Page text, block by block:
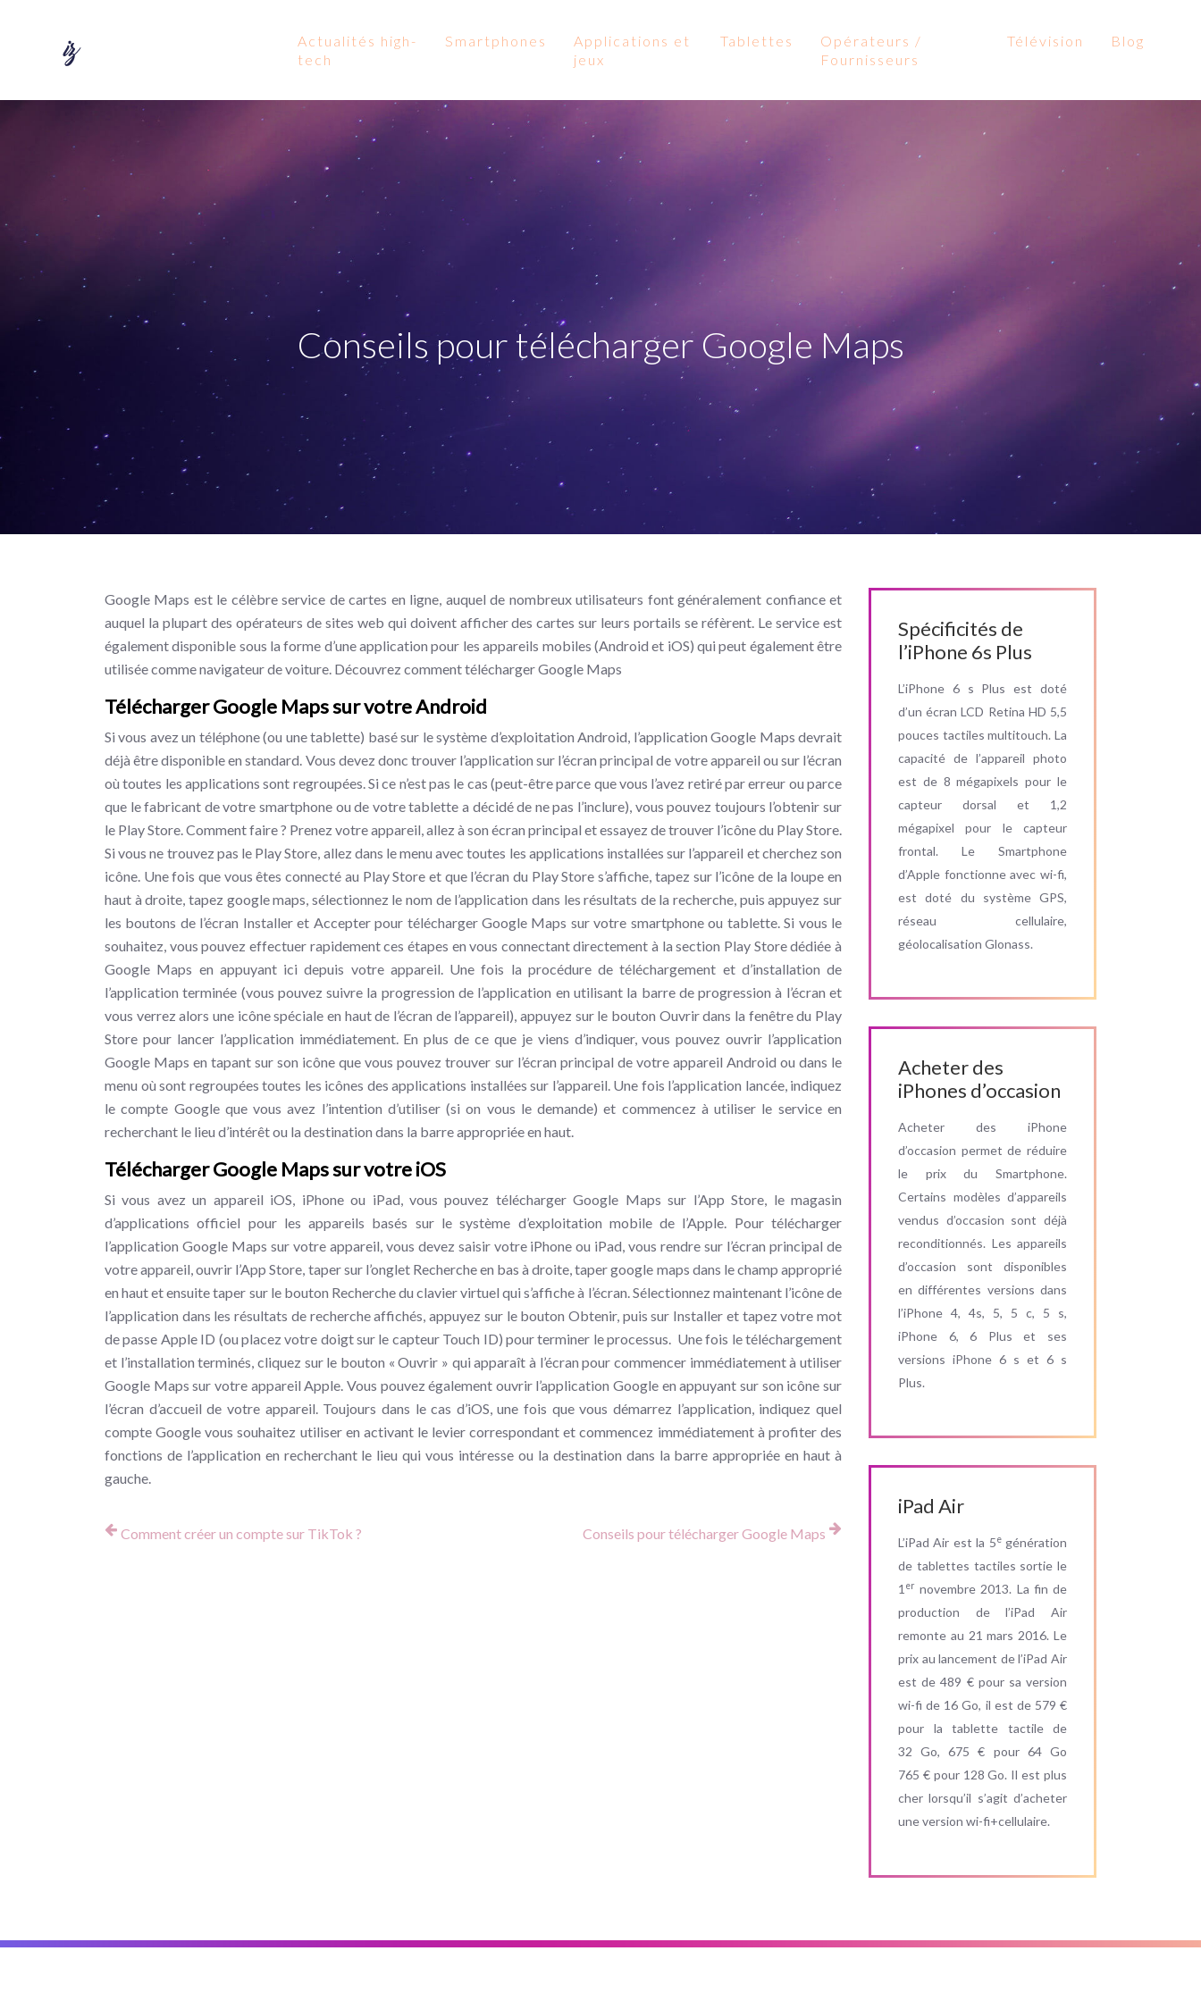
Actualités high-
tech
Smartphones
Applications et
jeux
Tablettes
Opérateurs /
Fournisseurs
Télévision Blog
Conseils pour télécharger Google Maps
Google Maps est le célèbre service de cartes en ligne, auquel de nombreux utilisateurs font généralement confiance et
auquel la plupart des opérateurs de sites web qui doivent afficher des cartes sur leurs portails se réfèrent. Le service est
également disponible sous la forme d’une application pour les appareils mobiles (Android et iOS) qui peut également être
utilisée comme navigateur de voiture. Découvrez comment télécharger Google Maps
Télécharger Google Maps sur votre Android
Si vous avez un téléphone (ou une tablette) basé sur le système d’exploitation Android, l’application Google Maps devrait
déjà être disponible en standard. Vous devez donc trouver l’application sur l’écran principal de votre appareil ou sur l’écran
où toutes les applications sont regroupées. Si ce n’est pas le cas (peut-être parce que vous l’avez retiré par erreur ou parce
que le fabricant de votre smartphone ou de votre tablette a décidé de ne pas l’inclure), vous pouvez toujours l’obtenir sur
le Play Store. Comment faire ? Prenez votre appareil, allez à son écran principal et essayez de trouver l’icône du Play Store.
Si vous ne trouvez pas le Play Store, allez dans le menu avec toutes les applications installées sur l’appareil et cherchez son
icône. Une fois que vous êtes connecté au Play Store et que l’écran du Play Store s’affiche, tapez sur l’icône de la loupe en
haut à droite, tapez google maps, sélectionnez le nom de l’application dans les résultats de la recherche, puis appuyez sur
les boutons de l’écran Installer et Accepter pour télécharger Google Maps sur votre smartphone ou tablette. Si vous le
souhaitez, vous pouvez effectuer rapidement ces étapes en vous connectant directement à la section Play Store dédiée à
Google Maps en appuyant ici depuis votre appareil. Une fois la procédure de téléchargement et d’installation de
l’application terminée (vous pouvez suivre la progression de l’application en utilisant la barre de progression à l’écran et
vous verrez alors une icône spéciale en haut de l’écran de l’appareil), appuyez sur le bouton Ouvrir dans la fenêtre du Play
Store pour lancer l’application immédiatement. En plus de ce que je viens d’indiquer, vous pouvez ouvrir l’application
Google Maps en tapant sur son icône que vous pouvez trouver sur l’écran principal de votre appareil Android ou dans le
menu où sont regroupées toutes les icônes des applications installées sur l’appareil. Une fois l’application lancée, indiquez
le compte Google que vous avez l’intention d’utiliser (si on vous le demande) et commencez à utiliser le service en
recherchant le lieu d’intérêt ou la destination dans la barre appropriée en haut.
Télécharger Google Maps sur votre iOS
Si vous avez un appareil iOS, iPhone ou iPad, vous pouvez télécharger Google Maps sur l’App Store, le magasin
d’applications officiel pour les appareils basés sur le système d’exploitation mobile de l’Apple. Pour télécharger
l’application Google Maps sur votre appareil, vous devez saisir votre iPhone ou iPad, vous rendre sur l’écran principal de
votre appareil, ouvrir l’App Store, taper sur l’onglet Recherche en bas à droite, taper google maps dans le champ approprié
en haut et ensuite taper sur le bouton Recherche du clavier virtuel qui s’affiche à l’écran. Sélectionnez maintenant l’icône de
l’application dans les résultats de recherche affichés, appuyez sur le bouton Obtenir, puis sur Installer et tapez votre mot
de passe Apple ID (ou placez votre doigt sur le capteur Touch ID) pour terminer le processus. Une fois le téléchargement
et l’installation terminés, cliquez sur le bouton « Ouvrir » qui apparaît à l’écran pour commencer immédiatement à utiliser
Google Maps sur votre appareil Apple. Vous pouvez également ouvrir l’application Google en appuyant sur son icône sur
l’écran d’accueil de votre appareil. Toujours dans le cas d’iOS, une fois que vous démarrez l’application, indiquez quel
compte Google vous souhaitez utiliser en activant le levier correspondant et commencez immédiatement à profiter des
fonctions de l’application en recherchant le lieu qui vous intéresse ou la destination dans la barre appropriée en haut à
gauche.
Comment créer un compte sur TikTok ? Conseils pour télécharger Google Maps
Spécificités de
l’iPhone 6s Plus
L’iPhone 6 s Plus est doté
d’un écran LCD Retina HD 5,5
pouces tactiles multitouch. La
capacité de l’appareil photo
est de 8 mégapixels pour le
capteur dorsal et 1,2
mégapixel pour le capteur
frontal. Le Smartphone
d’Apple fonctionne avec wi-fi,
est doté du système GPS,
réseau cellulaire,
géolocalisation Glonass.
Acheter des
iPhones d’occasion
Acheter des iPhone
d’occasion permet de réduire
le prix du Smartphone.
Certains modèles d’appareils
vendus d’occasion sont déjà
reconditionnés. Les appareils
d’occasion sont disponibles
en différentes versions dans
l’iPhone 4, 4s, 5, 5 c, 5 s,
iPhone 6, 6 Plus et ses
versions iPhone 6 s et 6 s
Plus.
iPad Air
L’iPad Air est la 5egénération
de tablettes tactiles sortie le
1 er novembre 2013. La fin de
production de l’iPad Air
remonte au 21 mars 2016. Le
prix au lancement de l’iPad Air
est de 489 € pour sa version
wi-fi de 16 Go, il est de 579 €
pour la tablette tactile de
32 Go, 675 € pour 64 Go
765 € pour 128 Go. Il est plus
cher lorsqu’il s’agit d’acheter
une version wi-fi+cellulaire.